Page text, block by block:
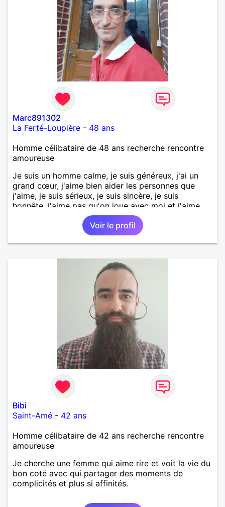
Marc891302
La Ferté-Loupière - 48 ans
Homme célibataire de 48 ans recherche rencontre
amoureuse
Je suis un homme calme, je suis généreux, j'ai un
grand cœur, j'aime bien aider les personnes que
j'aime, je suis sérieux, je suis sincère, je suis
honnête, j'aime pas qu'on joue avec moi et j'aime
pas les mensonges. Je cherche une relation
amoureuse et sérieuse.Voir le profil
Bibi
Saint-Amé - 42 ans
Homme célibataire de 42 ans recherche rencontre
amoureuse
Je cherche une femme qui aime rire et voit la vie du
bon coté avec qui partager des moments de
complicités et plus si affinités.